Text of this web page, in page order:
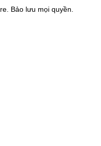
Bảo lưu mọi quyền.